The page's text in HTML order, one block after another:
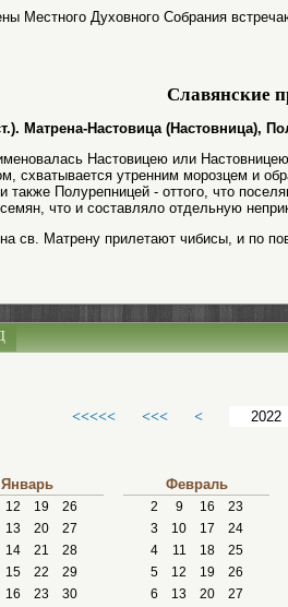
Местного Духовного Собрания
Славянские
Матрена-Настовица
Настовицею или
схватывается утренним морозцем и
также Полурепницей - оттого, что
что и составляло отдельную
св. Матрену прилетают чибисы, и по
<<<<< <<< <
Январь
12 19
26
13 20
27
14 21
28
15 22
29
16 23
30
Февраль
2 9 16
23
3
10 17
24
4
11 18
25
5
12 19
26
6
13 20
27